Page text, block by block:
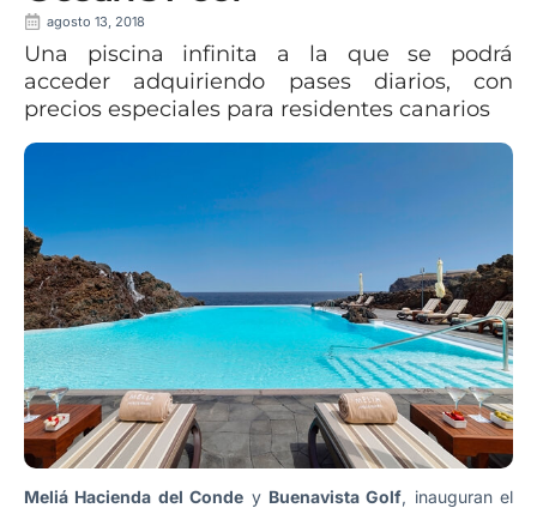
agosto 13, 2018
Una piscina infinita a la que se podrá
acceder adquiriendo pases diarios, con
precios especiales para residentes canarios
Meliá Hacienda del Conde y Buenavista Golf, inauguran el